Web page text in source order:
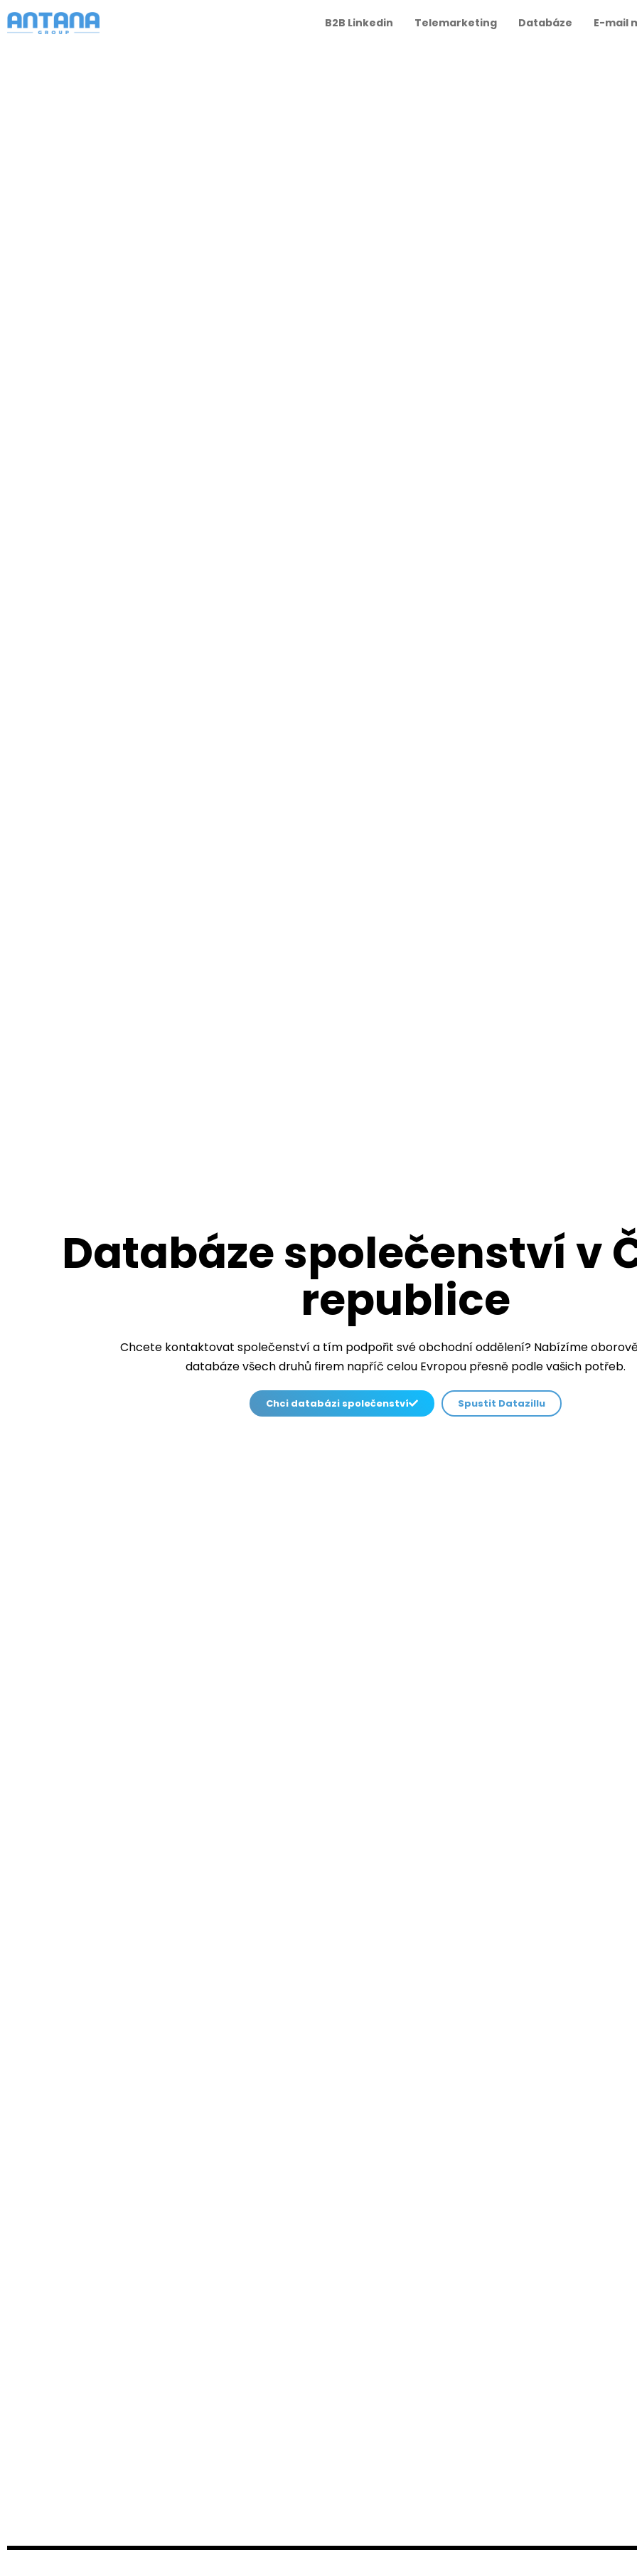
B2B Linkedin Telemarketing Databáze E-mail
Databáze společenství v
republice
Chcete kontaktovat společenství a tím podpořit své obchodní oddělení? Nabízíme
databáze všech druhů firem napříč celou Evropou přesně podle vašich potřeb.
Chci databázi společenství Spustit Datazillu